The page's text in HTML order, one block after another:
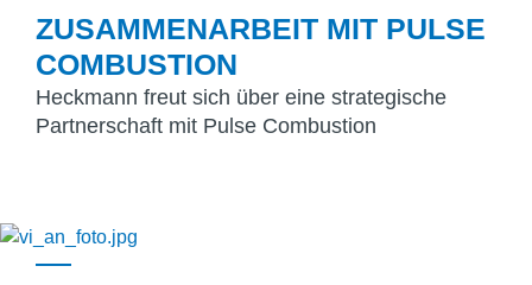
ZUSAMMENARBEIT MIT PULSE
COMBUSTION
Heckmann freut sich über eine strategische
Partnerschaft mit Pulse Combustion